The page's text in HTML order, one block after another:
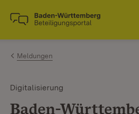
Zum Inhalt springen
Link zur Startseite
Meldungen
Digitalisierung
Baden-